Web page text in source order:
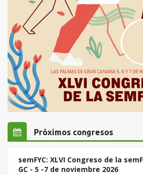
Próximos congresos
semFYC: XLVI Congreso de la
GC - 5 -7 de noviembre 2026